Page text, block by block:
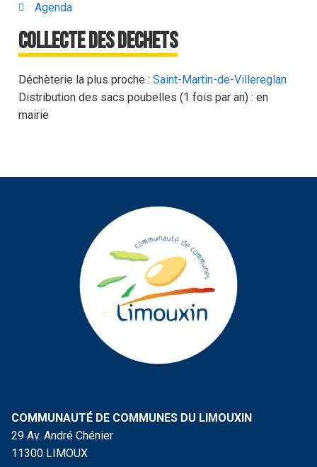
Agenda
Collecte des dechets
Déchèterie la plus proche : Saint-Martin-de-Villereglan
Distribution des sacs poubelles (1 fois par an) : en
mairie
COMMUNAUTÉ DE COMMUNES DU LIMOUXIN
29 Av. André Chénier
11300 LIMOUX